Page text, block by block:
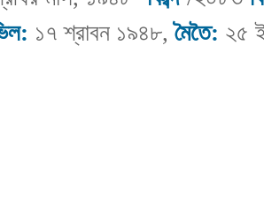
১৭ শ্রাবন ১৯৪৮,মৈতৈ: ২৫